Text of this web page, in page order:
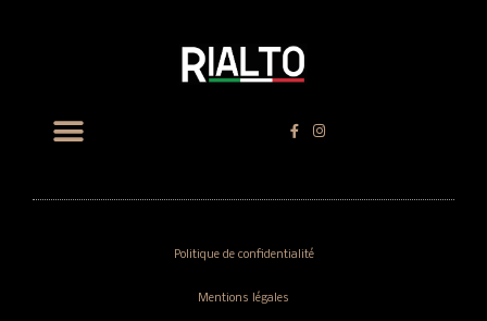
Politique de confidentialité
Mentions légales